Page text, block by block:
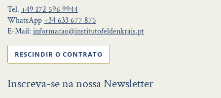
Tel. +49 172 596 9944
WhatsApp +34 633 677 875
E-Mail: informacao@institutofeldenkrais.pt
RESCINDIR O CONTRATO
Inscreva-se na nossa Newsletter